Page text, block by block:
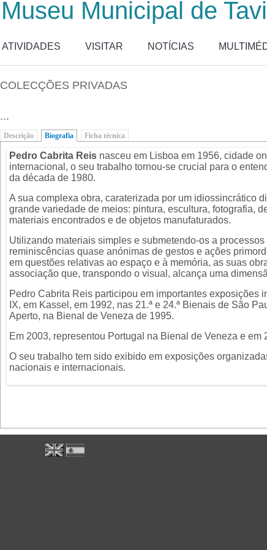
Museu Municipal de
ATIVIDADES VISITAR NOTÍCIAS
COLECÇÕES PRIVADAS
...
Descrição Biografia (separador ativo)
Ficha técnica
Pedro Cabrita Reis nasceu em Lisboa em 1956, cidade
internacional, o seu trabalho tornou-se crucial para o
da década de 1980.
A sua complexa obra, caraterizada por um idiossincrático
grande variedade de meios: pintura, escultura, fotografia,
materiais encontrados e de objetos manufaturados.
Utilizando materiais simples e submetendo-os a
reminiscências quase anónimas de gestos e ações
em questões relativas ao espaço e à memória, as suas
associação que, transpondo o visual, alcança uma
Pedro Cabrita Reis participou em importantes exposições
IX, em Kassel, em 1992, nas 21.ª e 24.ª Bienais de São
Aperto, na Bienal de Veneza de 1995.
Em 2003, representou Portugal na Bienal de Veneza e em
O seu trabalho tem sido exibido em exposições
nacionais e internacionais.